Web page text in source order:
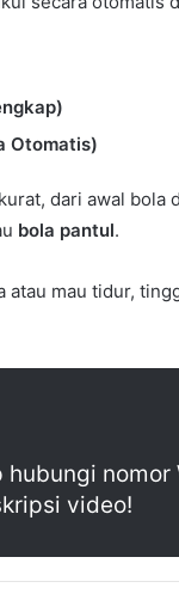
Otomatis)
dari awal
bola pantul.
atau mau tidur,
hubungi
video!